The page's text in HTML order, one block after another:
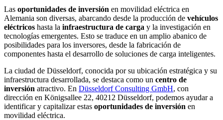
Las oportunidades de inversión en movilidad eléctrica en
Alemania son diversas, abarcando desde la producción de vehículos
eléctricos hasta la infraestructura de carga y la investigación en
tecnologías emergentes. Esto se traduce en un amplio abanico de
posibilidades para los inversores, desde la fabricación de
componentes hasta el desarrollo de soluciones de carga inteligentes.
La ciudad de Düsseldorf, conocida por su ubicación estratégica y su
infraestructura desarrollada, se destaca como un centro de
inversión atractivo. En Düsseldorf Consulting GmbH, con
dirección en Königsallee 22, 40212 Düsseldorf, podemos ayudar a
identificar y capitalizar estas oportunidades de inversión en
movilidad eléctrica.